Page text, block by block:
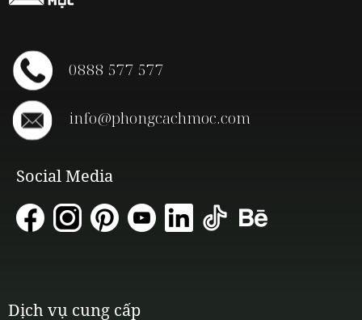
0888 577 577
info@phongcachmoc.com
Social Media
Dịch vụ cung cấp